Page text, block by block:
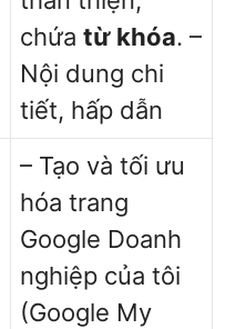
chứa từ khóa. –
Nội dung chi
tiết, hấp dẫn
– Tạo và tối ưu
hóa trang
Google Doanh
nghiệp của tôi
(Google My